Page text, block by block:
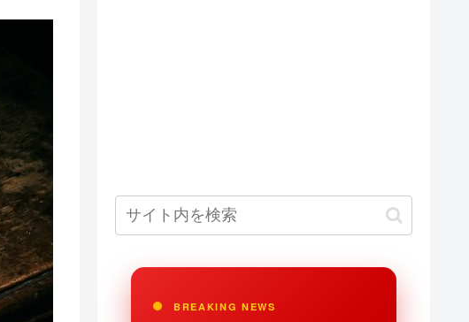
BREAKING NEWS